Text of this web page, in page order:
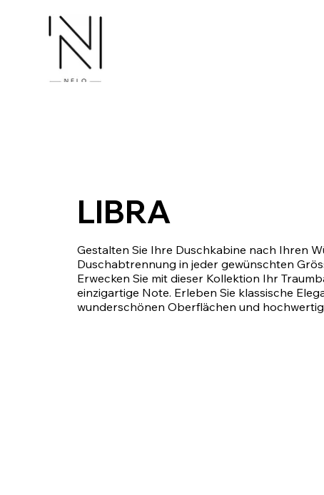
LIBRA
Gestalten Sie Ihre Duschkabine nach Ihren
Duschabtrennung in jeder gewünschten
Erwecken Sie mit dieser Kollektion Ihr
einzigartige Note. Erleben Sie klassische
wunderschönen Oberflächen und